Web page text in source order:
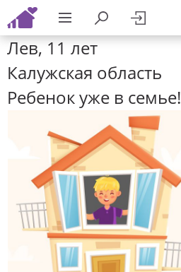
Лев, 11 лет
Калужская область
Ребенок уже в семье!